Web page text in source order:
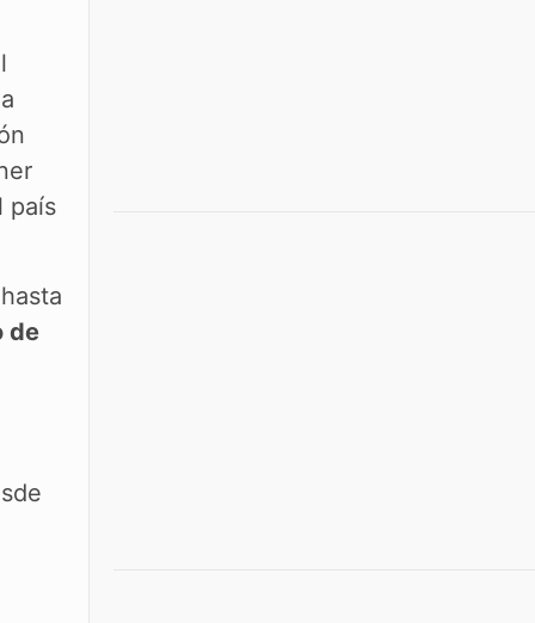
país
de